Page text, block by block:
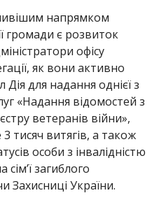
напрямком
громади є розвиток
офісу
як вони активно
для надання однієї з
«Надання відомостей з
ветеранів війни»,
тисяч витягів, а також
особи з інвалідністю
загиблого
Захисниці України.